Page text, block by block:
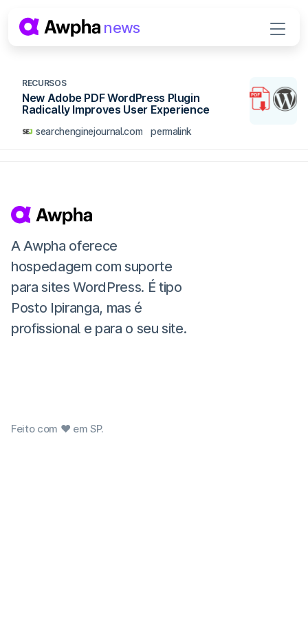
RECURSOS
New Adobe PDF WordPress Plugin
Radically Improves User Experience
searchenginejournal.com permalink
Navegação principal
news
A Awpha oferece
hospedagem com suporte
para sites WordPress. É tipo
Posto Ipiranga, mas é
profissional e para o seu site.
Feito com ❤ em SP.